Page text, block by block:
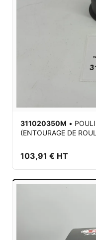
311020350M •
(ENTOURAGE DE
103,91 € HT